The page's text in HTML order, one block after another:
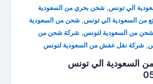
الي تونس,شحن بحري من السعودية
من السعودية الي تونس,شحن من السعودية
من السعودية لتونس,شركة شحن من
,شركة نقل عفش من السعودية لتونس
السعودية الي تونس